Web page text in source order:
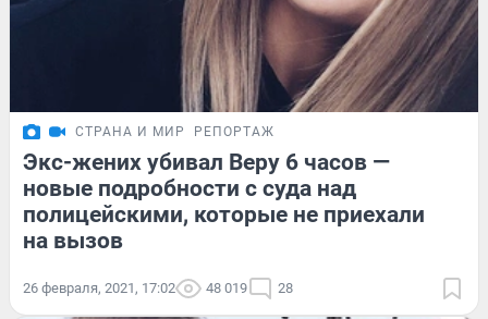
СТРАНА И МИР РЕПОРТАЖ
Экс-жених убивал Веру 6 часов —
новые подробности с суда над
полицейскими, которые не приехали
на вызов
26 февраля, 2021, 17:02 48 019 28